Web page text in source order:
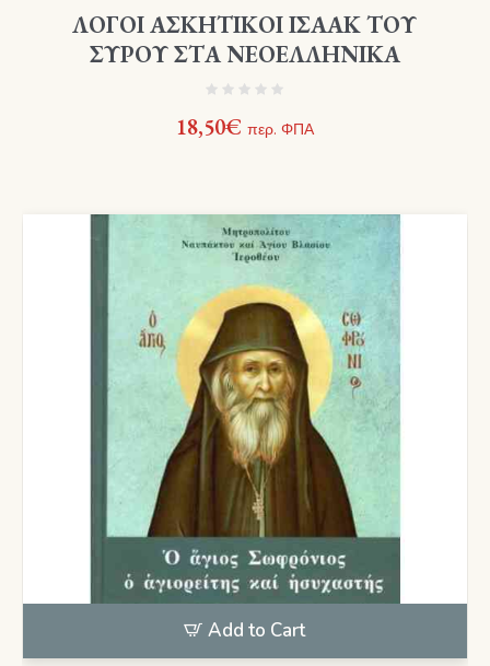
ΛΟΓΟΙ ΑΣΚΗΤΙΚΟΙ ΙΣΑΑΚ ΤΟΥ
ΣΥΡΟΥ ΣΤΑ ΝΕΟΕΛΛΗΝΙΚΑ
18,50€ περ. ΦΠΑ
Add to Cart